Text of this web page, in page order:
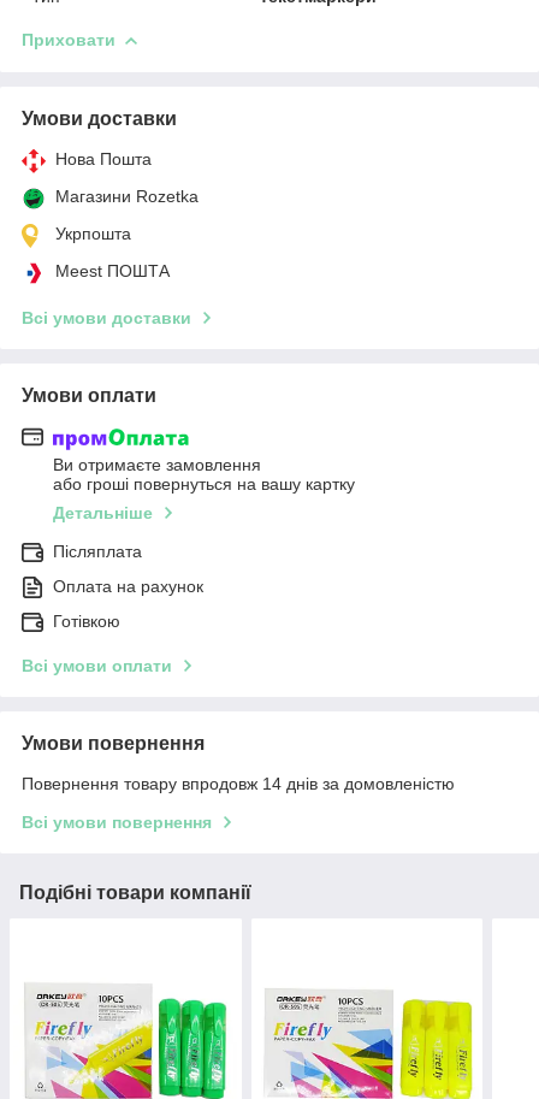
Приховати
Умови доставки
Нова Пошта
Магазини Rozetka
Укрпошта
Meest ПОШТА
Всі умови доставки
Умови оплати
Ви отримаєте замовлення
або гроші повернуться на вашу картку
Детальніше
Післяплата
Оплата на рахунок
Готівкою
Всі умови оплати
Умови повернення
Повернення товару впродовж 14 днів за домовленістю
Всі умови повернення
Подібні товари компанії